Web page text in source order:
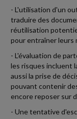
- L'utilisation d'un
traduire des
réutilisation
pour entraîner leurs
- L'évaluation de
les risques incluent
aussi la prise de
pouvant contenir
encore reposer sur
- Une tentative